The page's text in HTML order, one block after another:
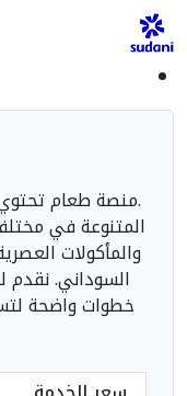
.منصة طعام
المتنوعة في
والمأكولات
السوداني.
خطوات واضحة